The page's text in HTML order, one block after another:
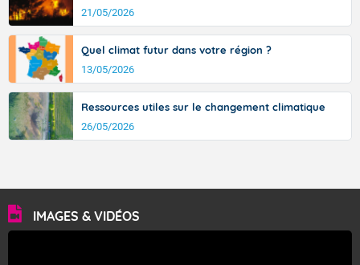
21/05/2026
Quel climat futur dans votre région ?
13/05/2026
Ressources utiles sur le changement climatique
26/05/2026
IMAGES & VIDÉOS